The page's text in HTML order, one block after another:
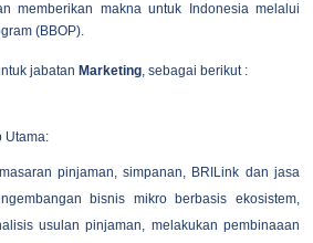
memberikan makna untuk Indonesia melalui
(BBOP).
jabatan Marketing, sebagai berikut :
Utama:
pinjaman, simpanan, BRILink dan jasa
bisnis mikro berbasis ekosistem,
usulan pinjaman, melakukan pembinaaan